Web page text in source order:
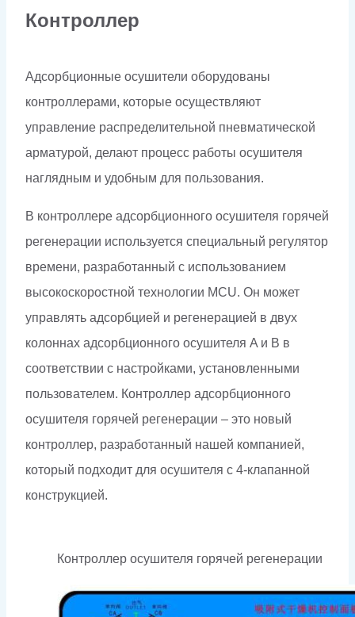
Контроллер
Адсорбционные осушители оборудованы
контроллерами, которые осуществляют
управление распределительной пневматической
арматурой, делают процесс работы осушителя
наглядным и удобным для пользования.
В контроллере адсорбционного осушителя горячей
регенерации используется специальный регулятор
времени, разработанный с использованием
высокоскоростной технологии MCU. Он может
управлять адсорбцией и регенерацией в двух
колоннах адсорбционного осушителя A и B в
соответствии с настройками, установленными
пользователем. Контроллер адсорбционного
осушителя горячей регенерации – это новый
контроллер, разработанный нашей компанией,
который подходит для осушителя с 4-клапанной
конструкцией.
Контроллер осушителя горячей регенерации